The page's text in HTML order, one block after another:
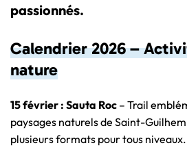
passionnés.
Calendrier 2026 –
nature
15 février : Sauta Roc – Trail
paysages naturels de Saint-
plusieurs formats pour tous niveaux.